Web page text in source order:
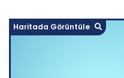
Haritada Görüntüle